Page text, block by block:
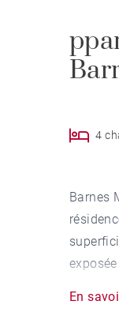
4
Barnes
Avec
En